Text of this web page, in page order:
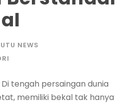
UTU NEWS
tengah persaingan dunia
memiliki bekal tak hanya